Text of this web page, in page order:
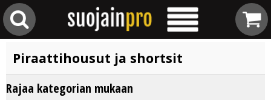
Piraattihousut ja shortsit
Rajaa kategorian mukaan